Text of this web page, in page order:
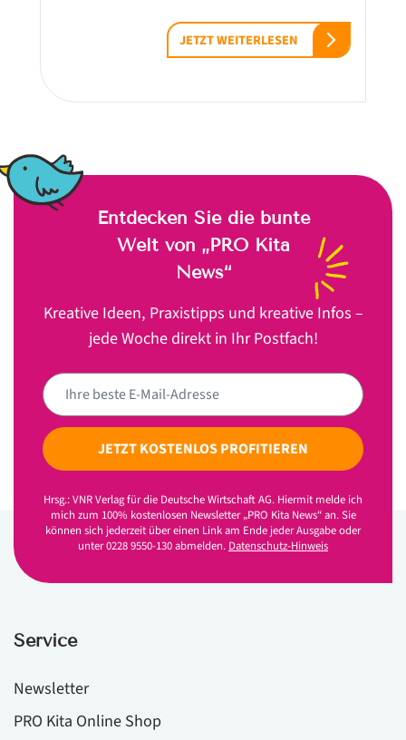
JETZT WEITERLESEN
Entdecken Sie die bunte
Welt von „PRO Kita
News“
Kreative Ideen, Praxistipps und kreative Infos –
jede Woche direkt in Ihr Postfach!
JETZT KOSTENLOS PROFITIEREN
Hrsg.: VNR Verlag für die Deutsche Wirtschaft AG. Hiermit melde ich
mich zum 100% kostenlosen Newsletter „PRO Kita News“ an. Sie
können sich jederzeit über einen Link am Ende jeder Ausgabe oder
unter 0228 9550-130 abmelden. Datenschutz-Hinweis
Service
Newsletter
PRO Kita Online Shop